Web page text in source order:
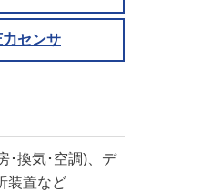
センサ
･換気･空調)、デ
装置など